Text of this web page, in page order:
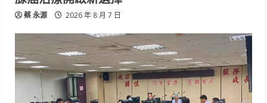
蔡 永源 2026 年 8 月 7 日